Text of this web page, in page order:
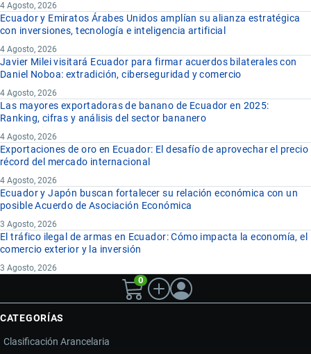
4 Agosto, 2026
Ecuador y Emiratos Árabes Unidos amplían su alianza estratégica
con inversiones, tecnología e inteligencia artificial
4 Agosto, 2026
Javier Milei visitará Ecuador para firmar acuerdos bilaterales con
Daniel Noboa: extradición, ciberseguridad y comercio
4 Agosto, 2026
Las mayores exportadoras de banano de Ecuador en 2025:
Ranking, cifras y análisis del sector bananero
4 Agosto, 2026
Exportaciones de oro en Ecuador: El desafío de aprovechar el precio
récord del mercado internacional
4 Agosto, 2026
Ecuador y Japón buscan fortalecer su relación económica con un
posible Acuerdo de Asociación Económica
3 Agosto, 2026
El tráfico ilegal de armas en Ecuador: Cómo impacta la economía, el
comercio exterior y la inversión
3 Agosto, 2026
0
CATEGORÍAS
Clasificación Arancelaria